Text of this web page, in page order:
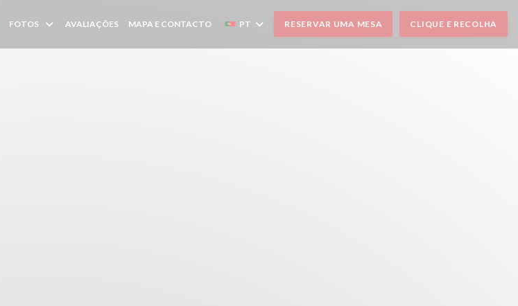
FOTOS AVALIAÇÕES MAPA E CONTACTO PT RESERVAR UMA MESA CLIQUE E RECOLHA